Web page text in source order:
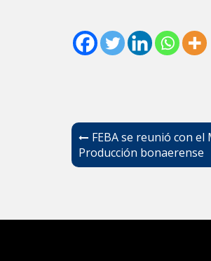
Navegación
de
FEBA se reunió con
Producción bonaerense